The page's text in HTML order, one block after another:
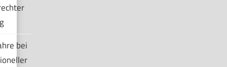
bei